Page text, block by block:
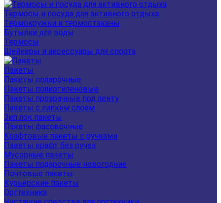
Термосы и посуда для активного отдыха
Термокружки и термостаканы
Бутылки для воды
Термосы
Шейкеры и аксессуары для спорта
Пакеты
Пакеты подарочные
Пакеты полиэтиленовые
Пакеты прозрачные под ленту
Пакеты с липким слоем
Зип лок пакеты
Пакеты фасовочные
Крафтовые пакеты с ручками
Пакеты крафт без ручек
Мусорные пакеты
Пакеты подарочные новогодние
Почтовые пакеты
Курьерские пакеты
Оргтехника